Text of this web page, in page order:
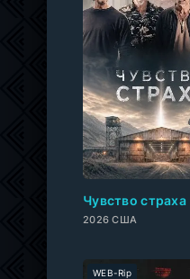
Чувство страха
2026 США
WEB-Rip